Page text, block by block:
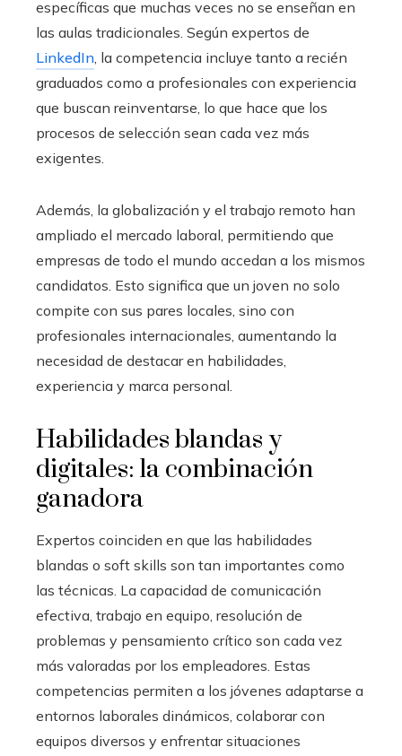
específicas que muchas veces no se enseñan en
las aulas tradicionales. Según expertos de
LinkedIn, la competencia incluye tanto a recién
graduados como a profesionales con experiencia
que buscan reinventarse, lo que hace que los
procesos de selección sean cada vez más
exigentes.
Además, la globalización y el trabajo remoto han
ampliado el mercado laboral, permitiendo que
empresas de todo el mundo accedan a los mismos
candidatos. Esto significa que un joven no solo
compite con sus pares locales, sino con
profesionales internacionales, aumentando la
necesidad de destacar en habilidades,
experiencia y marca personal.
Habilidades blandas y
digitales: la combinación
ganadora
Expertos coinciden en que las habilidades
blandas o soft skills son tan importantes como
las técnicas. La capacidad de comunicación
efectiva, trabajo en equipo, resolución de
problemas y pensamiento crítico son cada vez
más valoradas por los empleadores. Estas
competencias permiten a los jóvenes adaptarse a
entornos laborales dinámicos, colaborar con
equipos diversos y enfrentar situaciones